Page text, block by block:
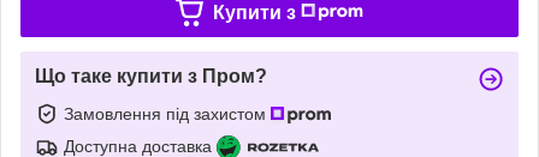
Купити з
Що таке купити з Пром?
Замовлення під захистом
Доступна доставка